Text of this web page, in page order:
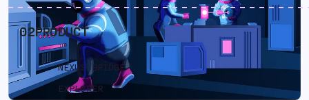
02PRODUCT
NEXUS BRIDGE
EXPLORER